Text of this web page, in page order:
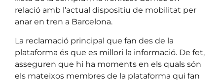
relació amb l’actual dispositiu de mobilitat per
anar en tren a Barcelona.
La reclamació principal que fan des de la
plataforma és que es millori la informació. De fet,
asseguren que hi ha moments en els quals són
els mateixos membres de la plataforma qui fan